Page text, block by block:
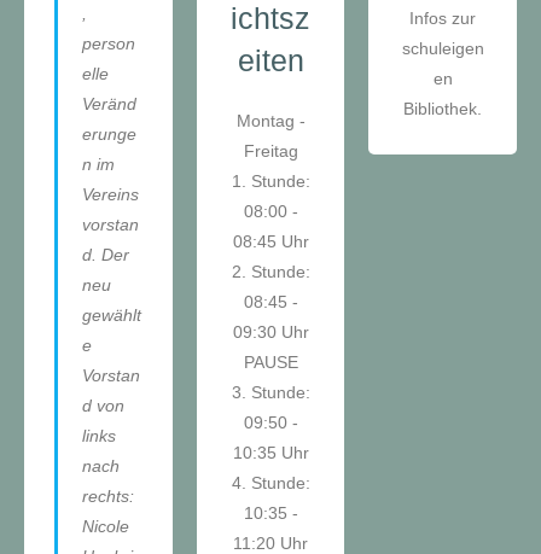
ichtsz
eiten
Montag -
Freitag
1. Stunde:
08:00 -
08:45 Uhr
2. Stunde:
08:45 -
09:30 Uhr
PAUSE
3. Stunde:
09:50 -
10:35 Uhr
4. Stunde:
10:35 -
11:20 Uhr
person
elle
Veränd
erunge
n im
Vereins
vorstan
d. Der
neu
gewählt
e
Vorstan
d von
links
nach
rechts:
Nicole
Infos zur
schuleigen
en
Bibliothek.